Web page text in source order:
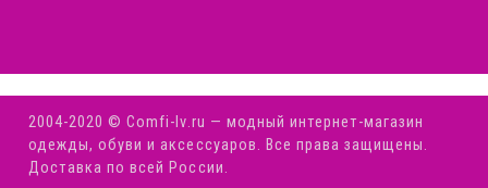
2004-2020 © Comfi-Iv.ru — модный интернет-магазин
одежды, обуви и аксессуаров. Все права защищены.
Доставка по всей России.